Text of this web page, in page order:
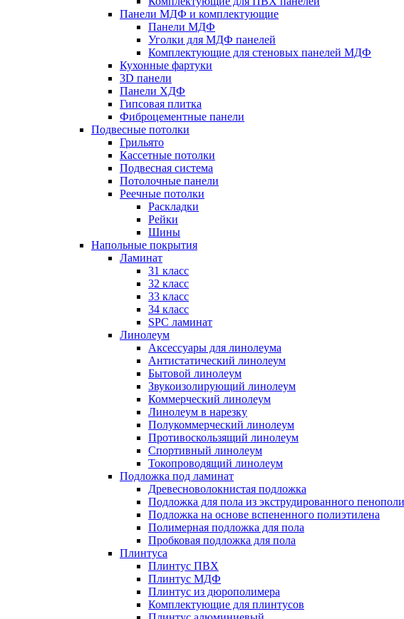
Панели МДФ и комплектующие
Панели МДФ
Уголки для МДФ панелей
Комплектующие для стеновых панелей МДФ
Кухонные фартуки
3D панели
Панели ХДФ
Гипсовая плитка
Фиброцементные панели
Подвесные потолки
Грильято
Кассетные потолки
Подвесная система
Потолочные панели
Реечные потолки
Раскладки
Рейки
Шины
Напольные покрытия
Ламинат
31 класс
32 класс
33 класс
34 класс
SPC ламинат
Линолеум
Аксессуары для линолеума
Антистатический линолеум
Бытовой линолеум
Звукоизолирующий линолеум
Коммерческий линолеум
Линолеум в нарезку
Полукоммерческий линолеум
Противоскользящий линолеум
Спортивный линолеум
Токопроводящий линолеум
Подложка под ламинат
Древесноволокнистая подложка
Подложка для пола из экструдированного
Подложка на основе вспененного полиэтилена
Полимерная подложка для пола
Пробковая подложка для пола
Плинтуса
Плинтус ПВХ
Плинтус МДФ
Плинтус из дюрополимера
Комплектующие для плинтусов